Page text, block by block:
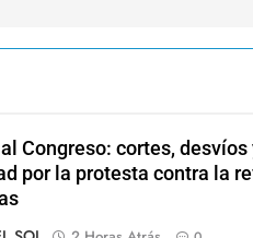
Congreso: cortes,
por la protesta contra la